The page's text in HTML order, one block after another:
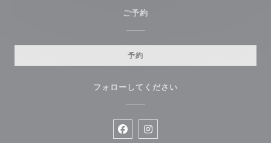
ご予約
予約
フォローしてください
Facebook ((新しいウィンドウで
Instagram ((新しいウィンド